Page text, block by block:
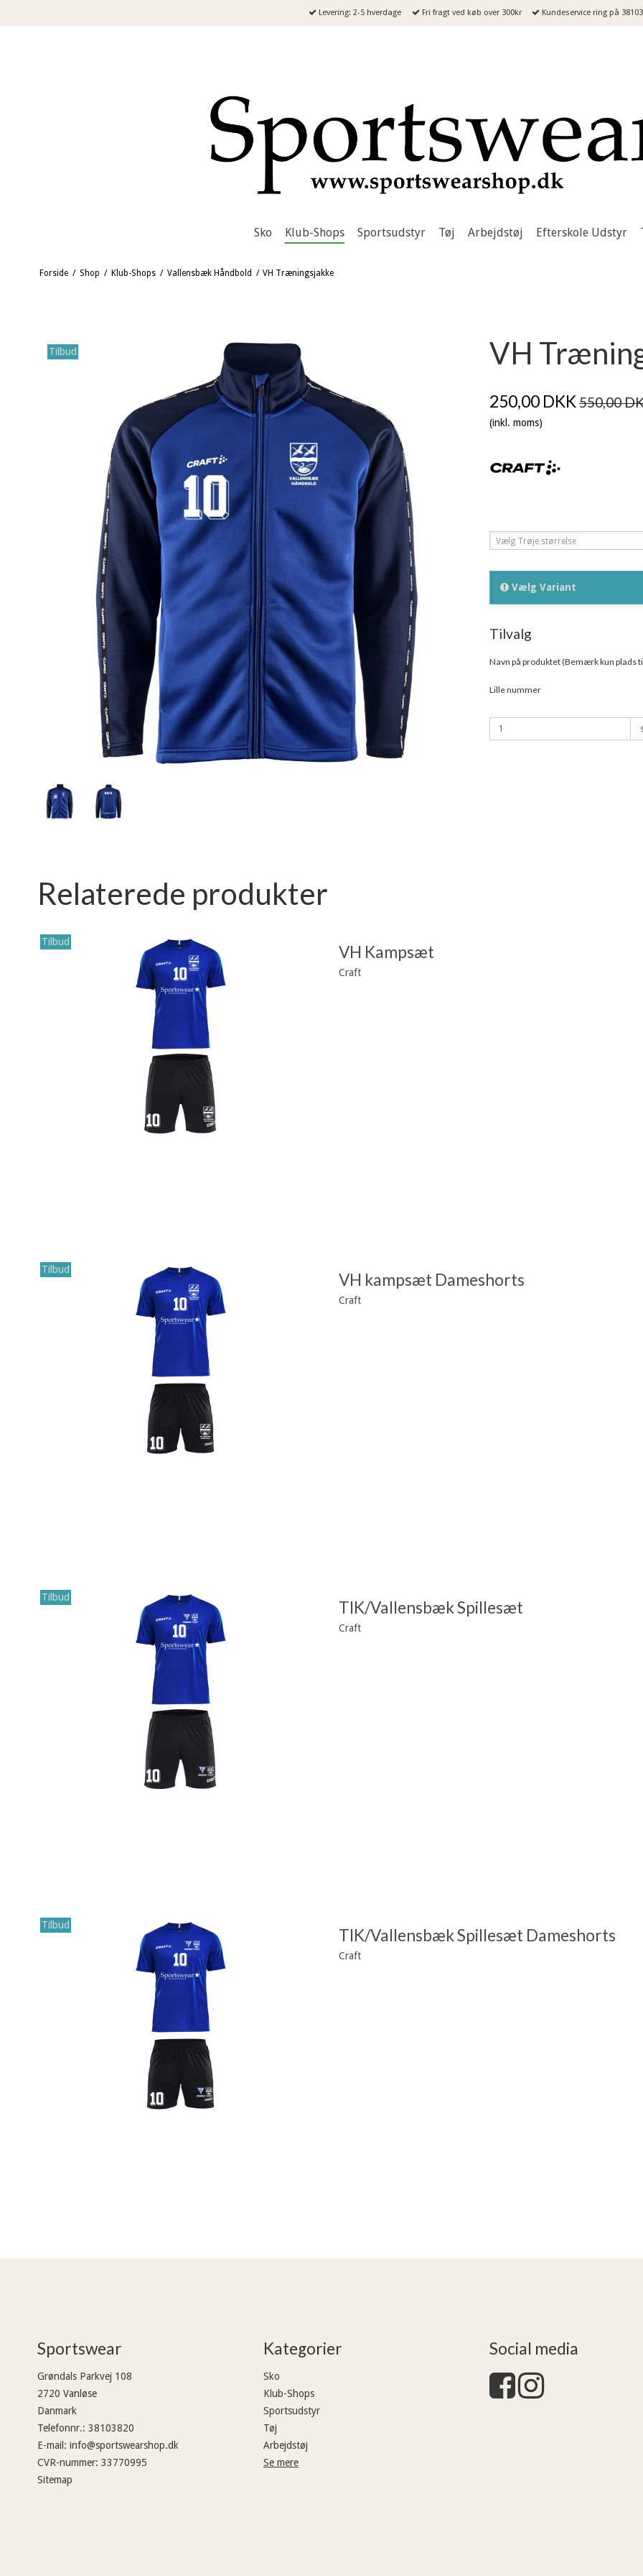
Levering: 2-5 hverdage Fri fragt ved køb over 300kr Kundeservice ring på
Sko Klub-Shops Sportsudstyr Tøj Arbejdstøj Efterskole Udstyr
Forside / Shop / Klub-Shops / Vallensbæk Håndbold / VH Træningsjakke
Tilbud VH
250,00 DKK550,00
(inkl. moms)
Vælg Trøje størrelse
Vælg Variant
Tilvalg
Navn på produktet (Bemærk kun plads
Lille nummer
Relaterede produkter
Tilbud
VH Kampsæt
Craft
Tilbud
VH kampsæt Dameshorts
Craft
Tilbud
TIK/Vallensbæk Spillesæt
Craft
Tilbud
TIK/Vallensbæk Spillesæt Dameshorts
Craft
Sportswear
Grøndals Parkvej 108
2720 Vanløse
Danmark
Telefonnr.: 38103820
E-mail : info@sportswearshop.dk
CVR-nummer: 33770995
Sitemap
Kategorier
Sko
Klub-Shops
Sportsudstyr
Tøj
Arbejdstøj
Se mere
Social media